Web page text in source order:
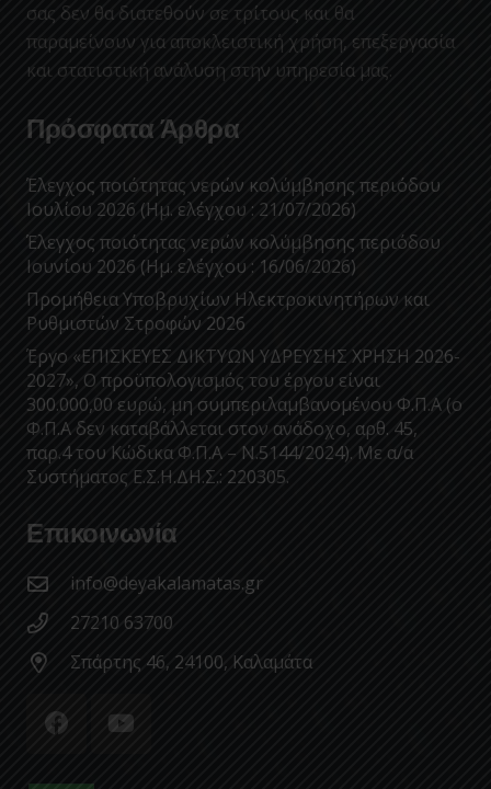
σας δεν θα διατεθούν σε τρίτους και θα
παραμείνουν για αποκλειστική χρήση, επεξεργασία
και στατιστική ανάλυση στην υπηρεσία μας.
Πρόσφατα Άρθρα
Έλεγχος ποιότητας νερών κολύμβησης περιόδου
Ιουλίου 2026 (Ημ. ελέγχου : 21/07/2026)
Έλεγχος ποιότητας νερών κολύμβησης περιόδου
Ιουνίου 2026 (Ημ. ελέγχου : 16/06/2026)
Προμήθεια Υποβρυχίων Ηλεκτροκινητήρων και
Ρυθμιστών Στροφών 2026
Έργο «ΕΠΙΣΚΕΥΕΣ ΔΙΚΤΥΩΝ ΥΔΡΕΥΣΗΣ ΧΡΗΣΗ 2026-
2027», Ο προϋπολογισμός του έργου είναι
300.000,00 ευρώ, μη συμπεριλαμβανομένου Φ.Π.Α (ο
Φ.Π.Α δεν καταβάλλεται στον ανάδοχο, αρθ. 45,
παρ.4 του Κώδικα Φ.Π.Α – Ν.5144/2024). Με α/α
Συστήματος Ε.Σ.Η.ΔΗ.Σ.: 220305.
Επικοινωνία
info@deyakalamatas.gr
27210 63700
Σπάρτης 46, 24100, Καλαμάτα